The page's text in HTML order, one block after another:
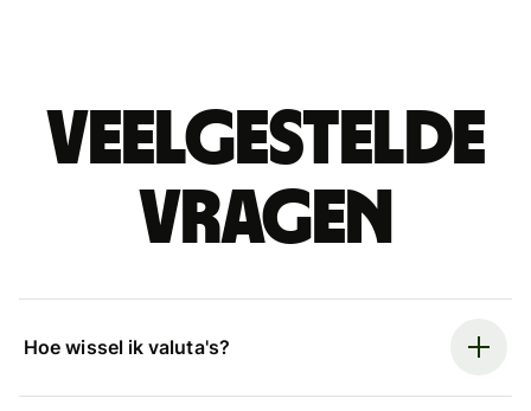
Veelgestelde
vragen
Hoe wissel ik valuta's?